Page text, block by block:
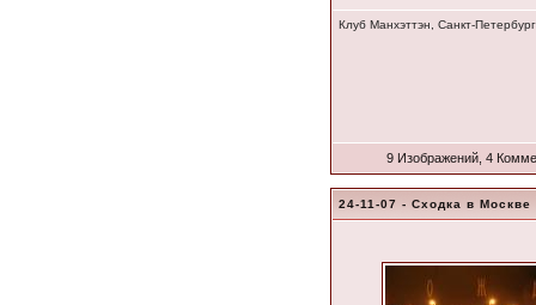
Клуб Манхэттэн, Санкт-Петербург
9 Изображений, 4
24-11-07 - Сходка в Москве